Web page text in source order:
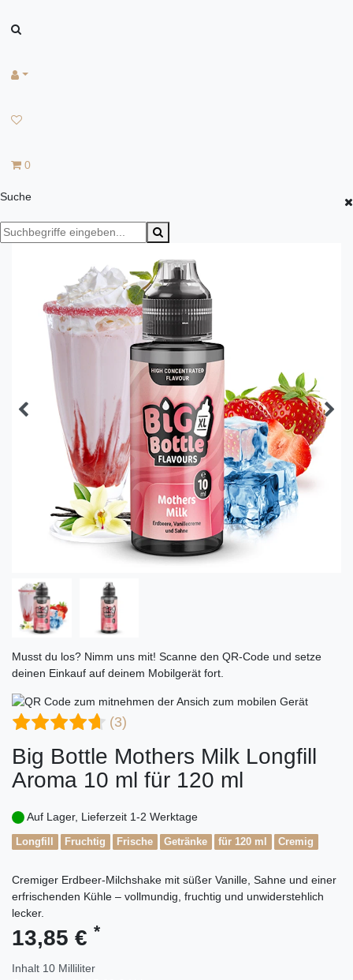
0
Suche
Musst du los? Nimm uns mit! Scanne den QR-Code und setze
deinen Einkauf auf deinem Mobilgerät fort.
(3)
Big Bottle Mothers Milk Longfill
Aroma 10 ml für 120 ml
Auf Lager, Lieferzeit 1-2 Werktage
Longfill Fruchtig Frische Getränke für 120 ml Cremig
Cremiger Erdbeer-Milchshake mit süßer Vanille, Sahne und einer
erfrischenden Kühle – vollmundig, fruchtig und unwiderstehlich
lecker.
13,85 € *
Inhalt 10 Milliliter